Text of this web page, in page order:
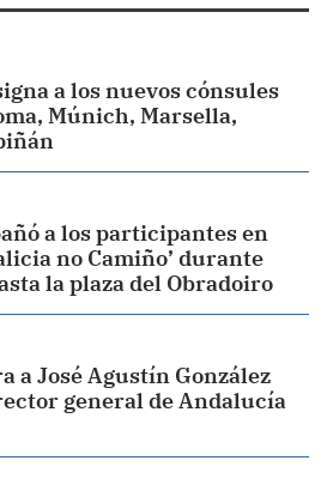
a los nuevos cónsules
Múnich, Marsella,
a los participantes en
no Camiño’ durante
la plaza del Obradoiro
a José Agustín González
general de Andalucía